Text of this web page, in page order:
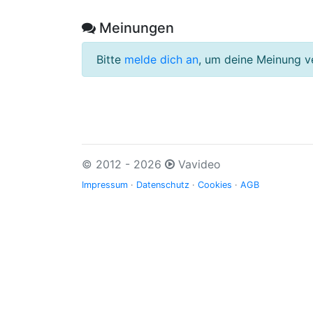
Meinungen
Bitte melde dich an, um deine Meinung
© 2012 - 2026 Vavideo
Impressum · Datenschutz · Cookies · AGB